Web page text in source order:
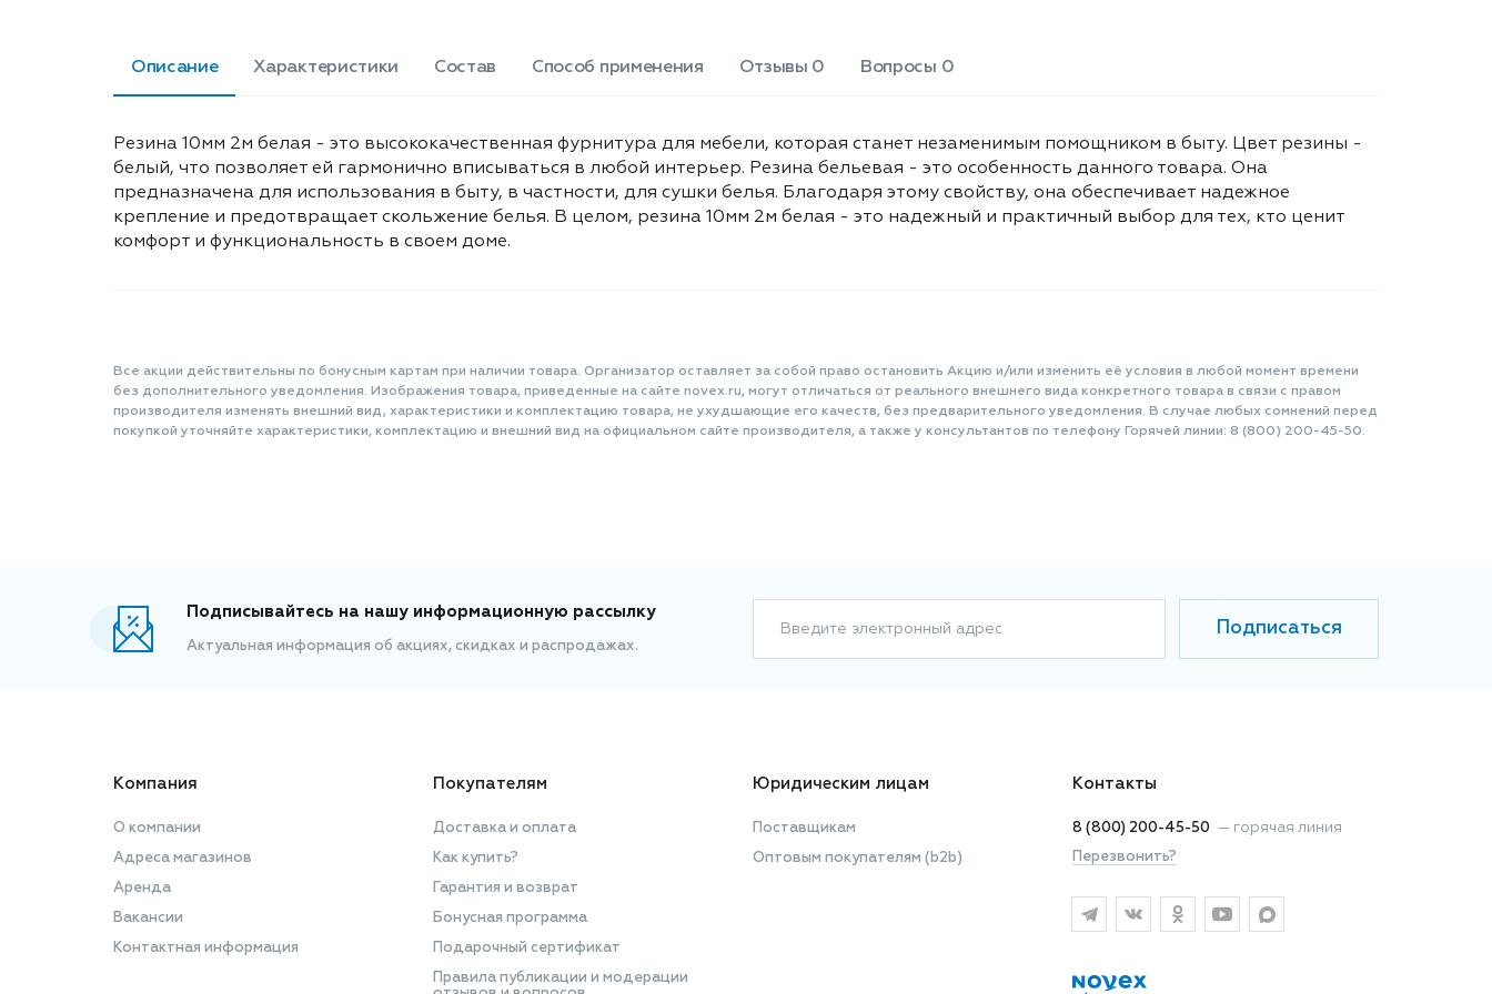
Описание Характеристики Состав Способ применения Отзывы 0 Вопросы 0
Резина 10мм 2м белая - это высококачественная фурнитура для мебели, которая станет незаменимым помощником в быту. Цвет резины -
белый, что позволяет ей гармонично вписываться в любой интерьер. Резина бельевая - это особенность данного товара. Она
предназначена для использования в быту, в частности, для сушки белья. Благодаря этому свойству, она обеспечивает надежное
крепление и предотвращает скольжение белья. В целом, резина 10мм 2м белая - это надежный и практичный выбор для тех, кто ценит
комфорт и функциональность в своем доме.
Все акции действительны по бонусным картам при наличии товара. Организатор оставляет за собой право остановить Акцию и/или изменить её условия в любой момент времени
без дополнительного уведомления. Изображения товара, приведенные на сайте novex.ru, могут отличаться от реального внешнего вида конкретного товара в связи с правом
производителя изменять внешний вид, характеристики и комплектацию товара, не ухудшающие его качеств, без предварительного уведомления. В случае любых сомнений перед
покупкой уточняйте характеристики, комплектацию и внешний вид на официальном сайте производителя, а также у консультантов по телефону Горячей линии: 8 (800) 200-45-50.
Подписывайтесь на нашу информационную рассылку
Актуальная информация об акциях, скидках и распродажах.
Введите электронный адрес Подписаться
Компания
О компании
Адреса магазинов
Аренда
Вакансии
Контактная информация
Покупателям
Доставка и оплата
Как купить?
Гарантия и возврат
Бонусная программа
Подарочный сертификат
Правила публикации и модерации
Юридическим лицам
Поставщикам
Оптовым покупателям (b2b)
Контакты
8 (800) 200-45-50 — горячая линия
Перезвонить?